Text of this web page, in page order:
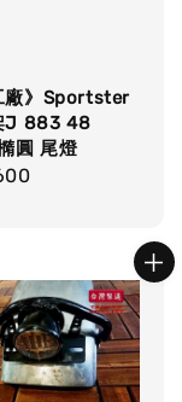
廠》Sportster
J 883 48
圓 尾燈